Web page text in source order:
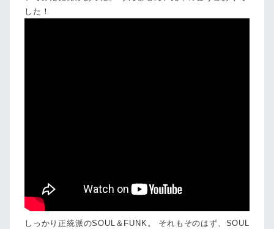
した！
しっかり正統派のSOUL＆FUNK。 それもそのはず、SOUL